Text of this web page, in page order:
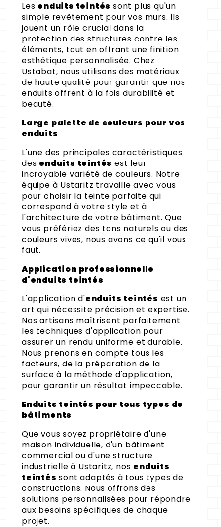
Les enduits teintés sont plus qu'un
simple revêtement pour vos murs. Ils
jouent un rôle crucial dans la
protection des structures contre les
éléments, tout en offrant une finition
esthétique personnalisée. Chez
Ustabat, nous utilisons des matériaux
de haute qualité pour garantir que nos
enduits offrent à la fois durabilité et
beauté.
Large palette de couleurs pour vos
enduits
L'une des principales caractéristiques
des enduits teintés est leur
incroyable variété de couleurs. Notre
équipe à Ustaritz travaille avec vous
pour choisir la teinte parfaite qui
correspond à votre style et à
l'architecture de votre bâtiment. Que
vous préfériez des tons naturels ou des
couleurs vives, nous avons ce qu'il vous
faut.
Application professionnelle
d'enduits teintés
L'application d'enduits teintés est un
art qui nécessite précision et expertise.
Nos artisans maîtrisent parfaitement
les techniques d'application pour
assurer un rendu uniforme et durable.
Nous prenons en compte tous les
facteurs, de la préparation de la
surface à la méthode d'application,
pour garantir un résultat impeccable.
Enduits teintés pour tous types de
bâtiments
Que vous soyez propriétaire d'une
maison individuelle, d'un bâtiment
commercial ou d'une structure
industrielle à Ustaritz, nos enduits
teintés sont adaptés à tous types de
constructions. Nous offrons des
solutions personnalisées pour répondre
aux besoins spécifiques de chaque
projet.